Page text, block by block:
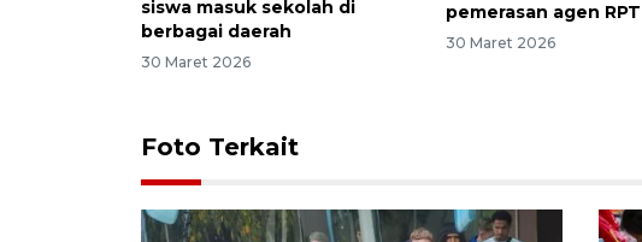
siswa masuk sekolah di
berbagai daerah
30 Maret 2026
pemerasan agen
30 Maret 2026
Foto Terkait